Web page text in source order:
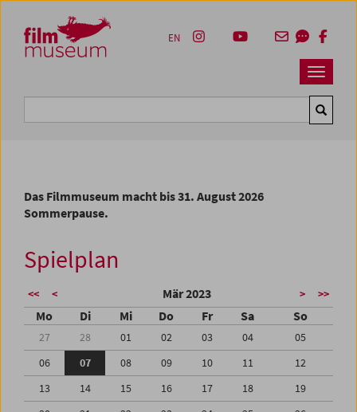
Zum Inhalt
Zum Hauptmenü
Zur Servicenavigation
Zum Suche
Navbar
EN
Das Filmmuseum macht bis 31. August 2026
Sommerpause.
Spielplan
<< < Mär 2023 > >>
Mo Di Mi Do Fr Sa So
27 28 01 02 03 04
05
06
07 08 09 10 11
12
13
14 15 16 17 18
19